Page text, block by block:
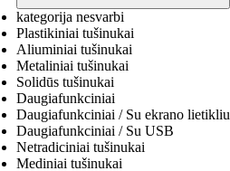
kategorija nesvarbi
Plastikiniai tušinukai
Aliuminiai tušinukai
Metaliniai tušinukai
Solidūs tušinukai
Daugiafunkciniai
Daugiafunkciniai / Su ekrano lietikliu
Daugiafunkciniai / Su USB
Netradiciniai tušinukai
Mediniai tušinukai